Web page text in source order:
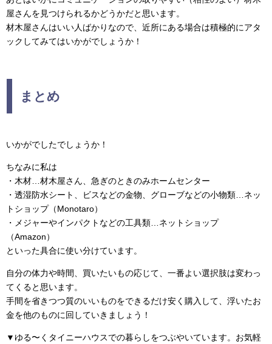
屋さんを見つけられるかどうかだと思います。
材木屋さんはいい人ばかりなので、近所にある場合は積極的にアタ
ックしてみてはいかがでしょうか！
まとめ
いかがでしたでしょうか！
ちなみに私は
・木材…材木屋さん、急ぎのときのみホームセンター
・透湿防水シート、ビスなどの金物、グローブなどの小物類…ネッ
トショップ（Monotaro）
・メジャーやインパクトなどの工具類…ネットショップ
（Amazon）
といった具合に使い分けています。
自分の体力や時間、買いたいもの応じて、一番よい選択肢は変わっ
てくると思います。
手間を省きつつ質のいいものをできるだけ安く購入して、浮いたお
金を他のものに回していきましょう！
▼ゆる〜くタイニーハウスでの暮らしをつぶやいています。お気軽